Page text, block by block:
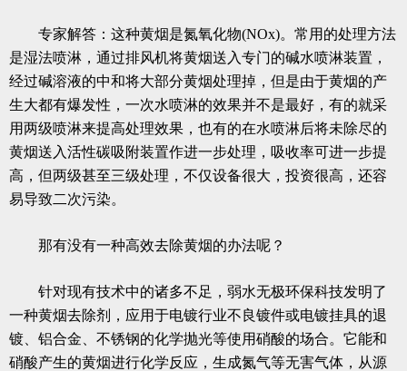
专家解答： 这种黄烟是氮氧化物(NOx)。常用的处理方法
是湿法喷淋，通过排风机将黄烟送入专门的碱水喷淋装置，
经过碱溶液的中和将大部分黄烟处理掉，但是由于黄烟的产
生大都有爆发性，一次水喷淋的效果并不是最好，有的就采
用两级喷淋来提高处理效果，也有的在水喷淋后将未除尽的
黄烟送入活性碳吸附装置作进一步处理，吸收率可进一步提
高，但两级甚至三级处理，不仅设备很大，投资很高，还容
易导致二次污染。
那有没有一种高效去除黄烟的办法呢？
针对现有技术中的诸多不足，弱水无极环保科技发明了
一种黄烟去除剂，应用于电镀行业不良镀件或电镀挂具的退
镀、铝合金、不锈钢的化学抛光等使用硝酸的场合。它能和
硝酸产生的黄烟进行化学反应，生成氮气等无害气体，从源